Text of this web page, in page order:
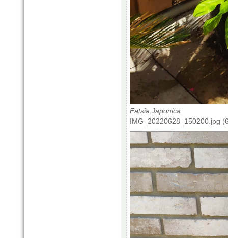
Fatsia Japonica
IMG_20220628_150200.jpg